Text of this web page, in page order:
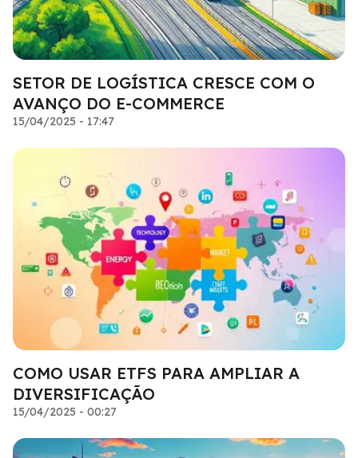
SETOR DE LOGÍSTICA CRESCE COM O
AVANÇO DO E-COMMERCE
15/04/2025 - 17:47
COMO USAR ETFS PARA AMPLIAR A
DIVERSIFICAÇÃO
15/04/2025 - 00:27